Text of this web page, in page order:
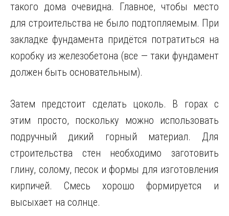
такого дома очевидна. Главное, чтобы место
для строительства не было подтопляемым. При
закладке фундамента придётся потратиться на
коробку из железобетона (все — таки фундамент
должен быть основательным).
Затем предстоит сделать цоколь. В горах с
этим просто, поскольку можно использовать
подручный дикий горный материал. Для
строительства стен необходимо заготовить
глину, солому, песок и формы для изготовления
кирпичей. Смесь хорошо формируется и
высыхает на солнце.